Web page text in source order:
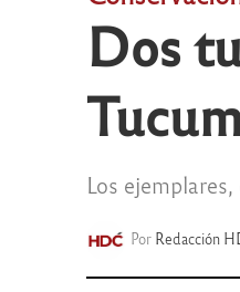
Dos
Los
Por Redacción